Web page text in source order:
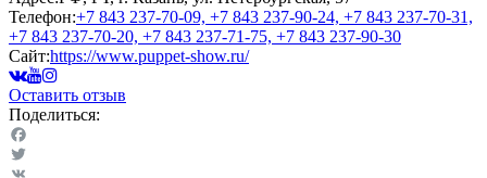
Телефон:+7 843 237‑70-09, +7 843 237‑90-24, +7 843 237‑70-31,
+7 843 237‑70-20, +7 843 237‑71-75, +7 843 237‑90-30
Сайт:https://www.puppet-show.ru/
Оставить отзыв
Поделиться:
Facebook
Twitter